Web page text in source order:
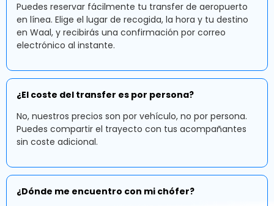
Puedes reservar fácilmente tu transfer de aeropuerto
en línea. Elige el lugar de recogida, la hora y tu destino
en Waal, y recibirás una confirmación por correo
electrónico al instante.
¿El coste del transfer es por persona?
No, nuestros precios son por vehículo, no por persona.
Puedes compartir el trayecto con tus acompañantes
sin coste adicional.
¿Dónde me encuentro con mi chófer?